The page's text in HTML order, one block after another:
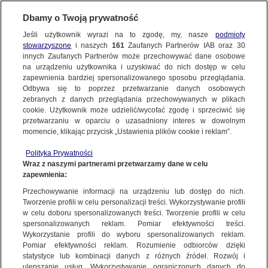
KONTAKT24|NAJNOWSZE
Wjechała w ciężarówkę. Zakleszczone
osoby i korki
4 LISTOPADA 2015 15:30
KONTAKT24
Wyślij Materiał
WYŚLIJ MATERIAŁ
NAJNOWSZE
GORĄCE TEMATY
WIĘCEJ
KANAŁY
Dzień dobry!
Jedno konto do wszystkich usług
Dbamy o Twoją prywatność
Jeśli użytkownik wyrazi na to zgodę, my, nasze podmioty
stowarzyszone i naszych 161Zaufanych Partnerów IAB oraz 30
innych Zaufanych Partnerów może przechowywać dane osobowe
na urządzeniu użytkownika i uzyskiwać do nich dostęp w celu
zapewnienia bardziej spersonalizowanego sposobu przeglądania.
Odbywa się to poprzez przetwarzanie danych osobowych
zebranych z danych przeglądania przechowywanych w plikach
cookie. Użytkownik może udzielić/wycofać zgodę i sprzeciwić się
przetwarzaniu w oparciu o uzasadniony interes w dowolnym
momencie, klikając przycisk „Ustawienia plików cookie i reklam”.
Polityka Prywatności
Wraz z naszymi partnerami przetwarzamy dane w celu
zapewnienia:
Przechowywanie informacji na urządzeniu lub dostęp do nich.
Tworzenie profili w celu personalizacji treści. Wykorzystywanie profili
w celu doboru spersonalizowanych treści. Tworzenie profili w celu
spersonalizowanych reklam. Pomiar efektywności treści.
Wykorzystanie profili do wyboru spersonalizowanych reklam.
Pomiar efektywności reklam. Rozumienie odbiorców dzięki
statystyce lub kombinacji danych z różnych źródeł. Rozwój i